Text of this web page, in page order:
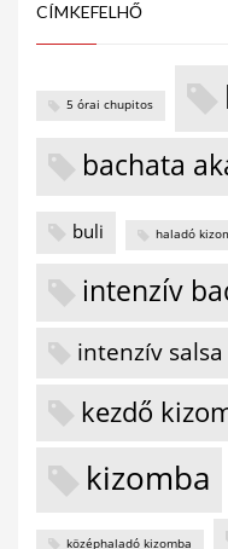
CÍMKEFELHŐ
5 órai chupitos
bachata
buli haladó
intenzív
intenzív salsa
kezdő
kizomba
középhaladó kizomba